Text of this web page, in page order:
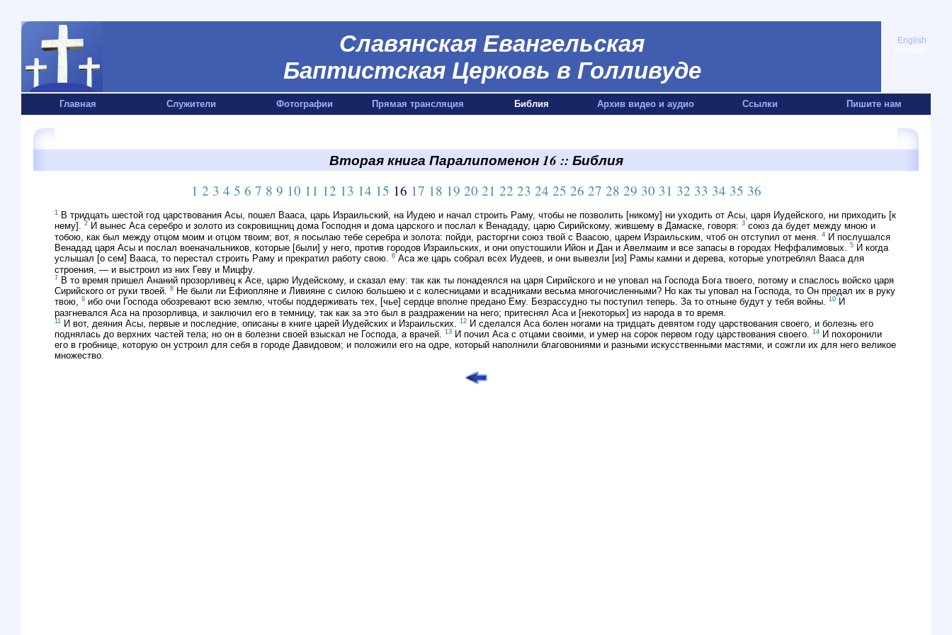
Славянская Евангельская
Баптистская Церковь в Голливуде
English
Главная Служители Фотографии Прямая трансляция Библия Архив видео и аудио Ссылки Пишите нам
Вторая книга Паралипоменон 16 :: Библия
1 2 3 4 5 6 7 8 9 10 11 12 13 14 15 16 17 18 19 20 21 22 23 24 25 26 27 28 29 30 31 32 33 34 35 36
1 В тридцать шестой год царствования Асы, пошел Вааса, царь Израильский, на Иудею и начал строить Раму, чтобы не позволить [никому] ни уходить от Асы, царя Иудейского, ни приходить [к
нему]. 2 И вынес Аса серебро и золото из сокровищниц дома Господня и дома царского и послал к Венададу, царю Сирийскому, жившему в Дамаске, говоря: 3 союз да будет между мною и
тобою, как был между отцом моим и отцом твоим; вот, я посылаю тебе серебра и золота: пойди, расторгни союз твой с Ваасою, царем Израильским, чтоб он отступил от меня.
4 И послушался
Венадад царя Асы и послал военачальников, которые [были] у него, против городов Израильских, и они опустошили Ийон и Дан и Авелмаим и все запасы в городах Неффалимовых. 5 И когда
услышал [о сем] Вааса, то перестал строить Раму и прекратил работу свою. 6 Аса же царь собрал всех Иудеев, и они вывезли [из] Рамы камни и дерева, которые употреблял Вааса для
строения, — и выстроил из них Геву и Мицфу.
7 В то время пришел Ананий прозорливец к Асе, царю Иудейскому, и сказал ему: так как ты понадеялся на царя Сирийского и не уповал на Господа Бога твоего, потому и спаслось войско царя
Сирийского от руки твоей. 8 Не были ли Ефиопляне и Ливияне с силою большею и с колесницами и всадниками весьма многочисленными? Но как ты уповал на Господа, то Он предал их в руку
твою, 9 ибо очи Господа обозревают всю землю, чтобы поддерживать тех, [чье] сердце вполне предано Ему. Безрассудно ты поступил теперь. За то отныне будут у тебя войны. 10 И
разгневался Аса на прозорливца, и заключил его в темницу, так как за это был в раздражении на него; притеснял Аса и [некоторых] из народа в то время.
11 И вот, деяния Асы, первые и последние, описаны в книге царей Иудейских и Израильских. 12 И сделался Аса болен ногами на тридцать девятом году царствования своего, и болезнь его
поднялась до верхних частей тела; но он в болезни своей взыскал не Господа, а врачей. 13 И почил Аса с отцами своими, и умер на сорок первом году царствования своего. 14 И похоронили
его в гробнице, которую он устроил для себя в городе Давидовом; и положили его на одре, который наполнили благовониями и разными искусственными мастями, и сожгли их для него великое
множество.